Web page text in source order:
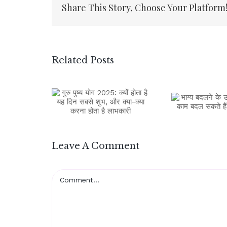
Share This Story, Choose Your Platform!
Related Posts
Leave A Comment